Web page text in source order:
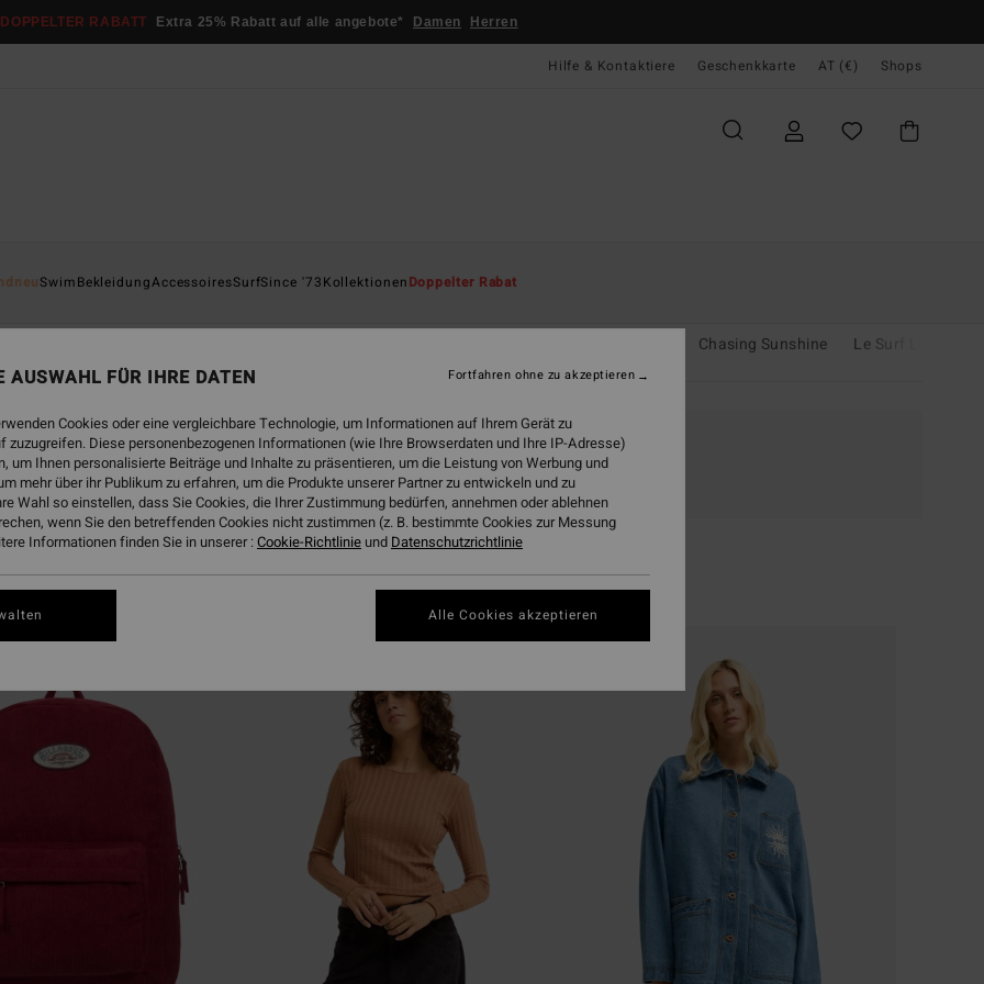
DOPPELTER RABATT Extra 25% Rabatt auf alle angebote* Damen Herren
Hilfe & Kontaktiere Geschenkkarte AT (€) Shops
SwimBekleidungAccessoiresSurfSince '73KollektionenDoppelter Rabat
Chasing Sunshine Le Surf Le Love
wieder da
BRANDNEU
AUSWAHL FÜR IHRE DATEN
Cookies oder eine vergleichbare Technologie, um Informationen auf Ihrem Gerät zu
zuzugreifen. Diese personenbezogenen Informationen (wie Ihre Browserdaten und Ihre IP-Adresse)
um Ihnen personalisierte Beiträge und Inhalte zu präsentieren, um die Leistung von Werbung und
mehr über ihr Publikum zu erfahren, um die Produkte unserer Partner zu entwickeln und zu
Wahl so einstellen, dass Sie Cookies, die Ihrer Zustimmung bedürfen, annehmen oder ablehnen
wenn Sie den betreffenden Cookies nicht zustimmen (z. B. bestimmte Cookies zur Messung
Informationen finden Sie in unserer :Cookie-Richtlinie und Datenschutzrichtlinie
Fortfahren ohne zu akzeptieren
Alle Cookies akzeptieren